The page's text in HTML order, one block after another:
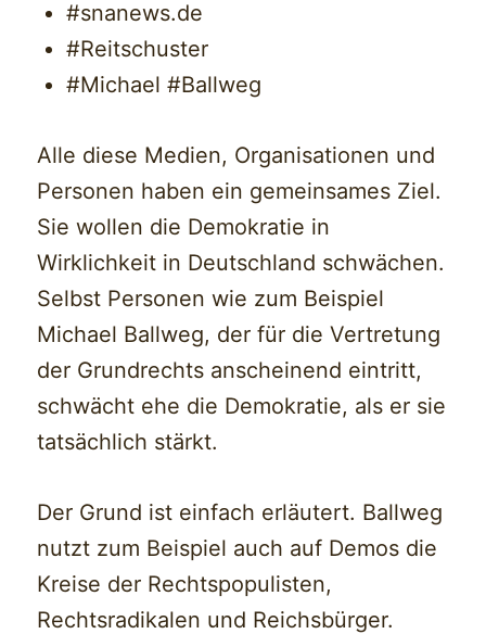
#snanews.de
#Reitschuster
#Michael #Ballweg
Alle diese Medien, Organisationen und
Personen haben ein gemeinsames Ziel.
Sie wollen die Demokratie in
Wirklichkeit in Deutschland schwächen.
Selbst Personen wie zum Beispiel
Michael Ballweg, der für die Vertretung
der Grundrechts anscheinend eintritt,
schwächt ehe die Demokratie, als er sie
tatsächlich stärkt.
Der Grund ist einfach erläutert. Ballweg
nutzt zum Beispiel auch auf Demos die
Kreise der Rechtspopulisten,
Rechtsradikalen und Reichsbürger.